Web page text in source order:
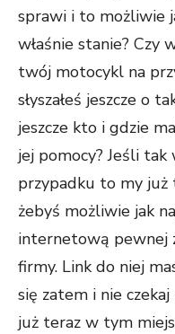
sprawi i to możliwie
właśnie stanie? Czy
twój motocykl na
słyszałeś jeszcze o
jeszcze kto i gdzie
jej pomocy? Jeśli
przypadku to my
żebyś możliwie jak
internetową pewnej
firmy. Link do niej
się zatem i nie
już teraz w tym